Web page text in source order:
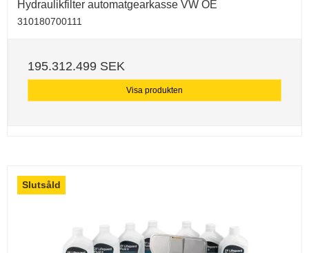
Hydraulikfilter automatgearkasse VW OE
310180700111
195.312.499 SEK
Visa produkten
Slutsåld